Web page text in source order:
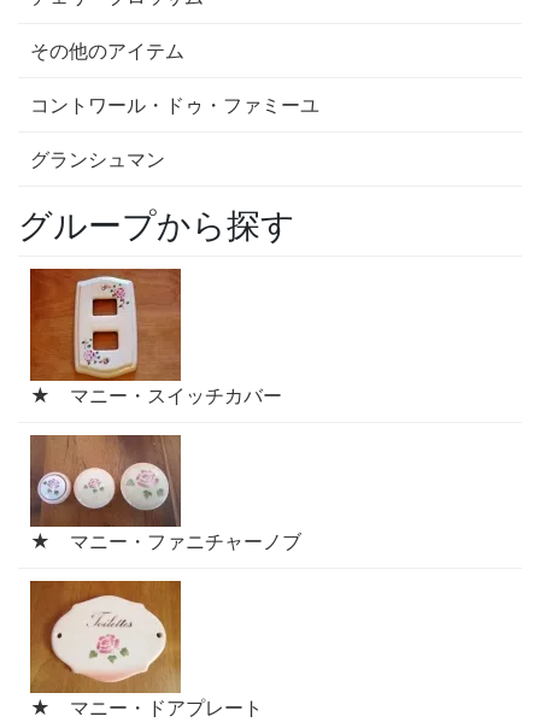
その他のアイテム
コントワール・ドゥ・ファミーユ
グランシュマン
グループから探す
★ マニー・スイッチカバー
★ マニー・ファニチャーノブ
★ マニー・ドアプレート